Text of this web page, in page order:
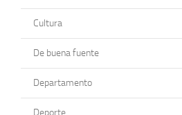
Cultura
De buena fuente
Departamento
Deporte